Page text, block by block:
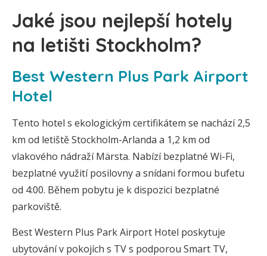
Jaké jsou nejlepší hotely
na letišti Stockholm?
Best Western Plus Park Airport
Hotel
Tento hotel s ekologickým certifikátem se nachází 2,5
km od letiště Stockholm-Arlanda a 1,2 km od
vlakového nádraží Märsta. Nabízí bezplatné Wi-Fi,
bezplatné využití posilovny a snídani formou bufetu
od 4:00. Během pobytu je k dispozici bezplatné
parkoviště.
Best Western Plus Park Airport Hotel poskytuje
ubytování v pokojích s TV s podporou Smart TV,